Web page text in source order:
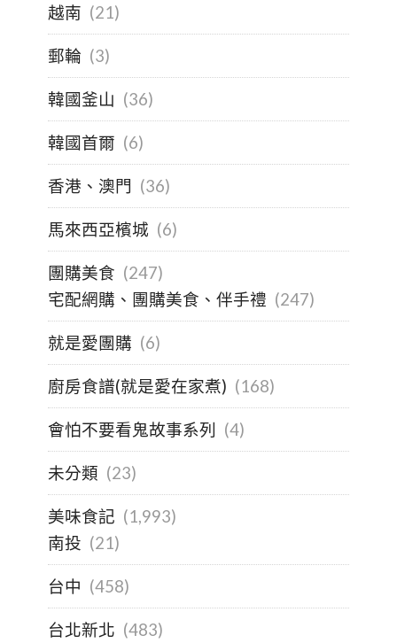
越南 (21)
郵輪 (3)
韓國釜山 (36)
韓國首爾 (6)
香港、澳門 (36)
馬來西亞檳城 (6)
團購美食 (247)
宅配網購、團購美食、伴手禮 (247)
就是愛團購 (6)
廚房食譜(就是愛在家煮) (168)
會怕不要看鬼故事系列 (4)
未分類 (23)
美味食記 (1,993)
南投 (21)
台中 (458)
台北新北 (483)